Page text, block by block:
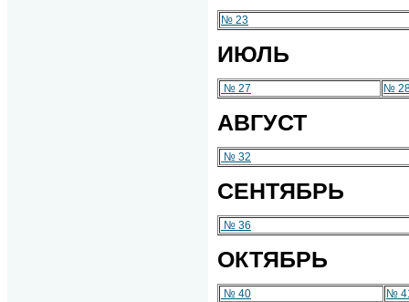
№ 23
ИЮЛЬ
№ 27 №
АВГУСТ
№ 32
СЕНТЯБРЬ
№ 36
ОКТЯБРЬ
№ 40 №